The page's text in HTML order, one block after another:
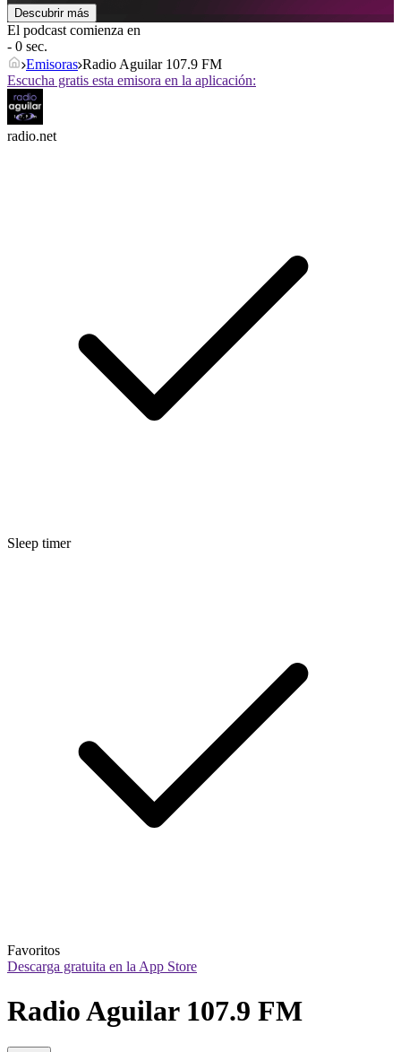
Descubrir más
El podcast comienza en
- 0 sec.
Emisoras Radio Aguilar 107.9 FM
Escucha gratis esta emisora en la aplicación:
radio.net
Sleep timer
Favoritos
Descarga gratuita en la App Store
Radio Aguilar 107.9 FM